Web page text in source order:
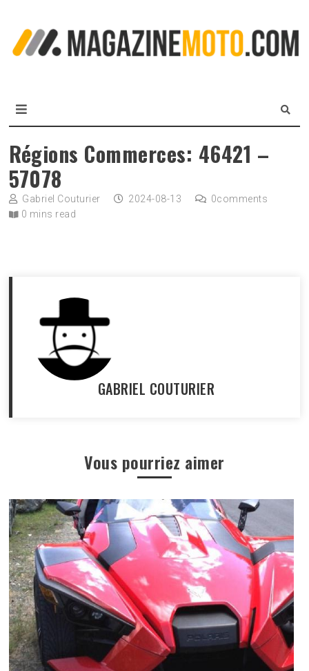
content
Régions Commerces: 46421 –
57078
Gabriel Couturier 2024-08-13 0comments
0 mins read
GABRIEL COUTURIER
Vous pourriez aimer